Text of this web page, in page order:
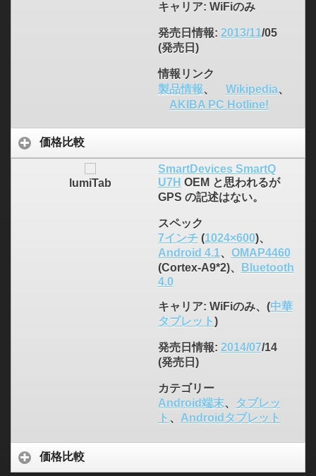
キャリア: WiFiのみ
発売日情報: 2013/11/05
(発売日)
情報リンク
製品情報、 Wikipedia、
AKIBA PC Hotline!
価格比較
lumiTab
SmartDevices SmartQ
U7H OEM と思われるが
GPS の記述はない。
スペック
7インチ(1024×600)、
Android 4.1、 OMAP4460
(Cortex-A9*2)、
Bluetooth
4.0
キャリア: WiFiのみ、(中華
タブレット)
発売日情報: 2014/07/14
(発売日)
カテゴリー
Android端末、
タブレッ
ト 、 Androidタブレット
価格比較